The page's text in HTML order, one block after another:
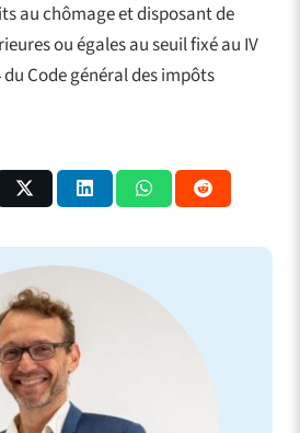
au chômage et disposant de
ou égales au seuil fixé au IV
du Code général des impôts